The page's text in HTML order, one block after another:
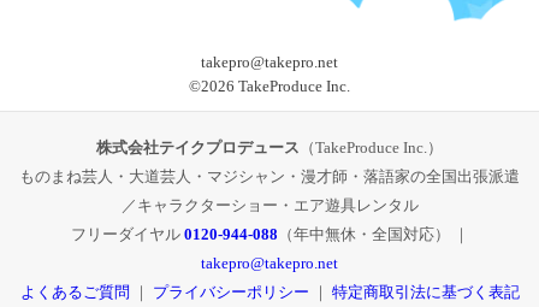
takepro@takepro.net
©2026 TakeProduce Inc.
株式会社テイクプロデュース （TakeProduce Inc.）
ものまね芸人・大道芸人・マジシャン・漫才師・落語家の全国出張派遣
／キャラクターショー・エア遊具レンタル
フリーダイヤル 0120-944-088 （年中無休・全国対応） ｜
takepro@takepro.net
よくあるご質問 ｜ プライバシーポリシー ｜ 特定商取引法に基づく表記